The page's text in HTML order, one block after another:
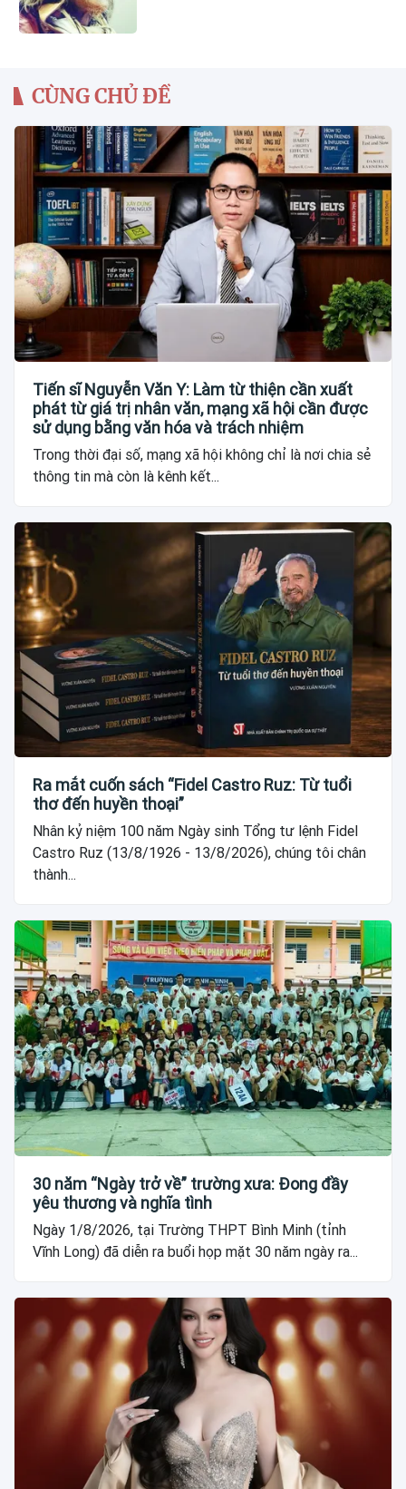
CÙNG CHỦ ĐỀ
Tiến sĩ Nguyễn Văn Y: Làm từ thiện cần xuất
phát từ giá trị nhân văn, mạng xã hội cần được
sử dụng bằng văn hóa và trách nhiệm
Trong thời đại số, mạng xã hội không chỉ là nơi chia sẻ
thông tin mà còn là kênh kết...
Ra mắt cuốn sách “Fidel Castro Ruz: Từ tuổi
thơ đến huyền thoại”
Nhân kỷ niệm 100 năm Ngày sinh Tổng tư lệnh Fidel
Castro Ruz (13/8/1926 - 13/8/2026), chúng tôi chân
thành...
30 năm “Ngày trở về” trường xưa: Đong đầy
yêu thương và nghĩa tình
Ngày 1/8/2026, tại Trường THPT Bình Minh (tỉnh
Vĩnh Long) đã diễn ra buổi họp mặt 30 năm ngày ra...